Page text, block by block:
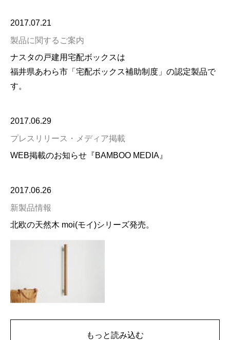
2017.07.21
製品に関するご案内
ナスタの戸建用宅配ボックスは
福井県あわら市「宅配ボックス補助制度」の認定製品で
す。
2017.06.29
プレスリリース・メディア掲載
WEB掲載のお知らせ『BAMBOO MEDIA』
2017.06.26
新製品情報
北欧の天然木 moi(モイ)シリーズ発売。
もっと読み込む